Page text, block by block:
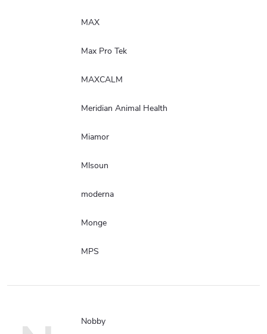
MAX
Max Pro Tek
MAXCALM
Meridian Animal Health
Miamor
Mlsoun
moderna
Monge
MPS
Nobby